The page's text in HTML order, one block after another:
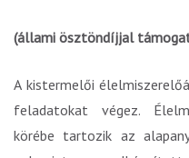
(állami ösztöndíjjal
A kistermelői
feladatokat végez.
körébe tartozik az